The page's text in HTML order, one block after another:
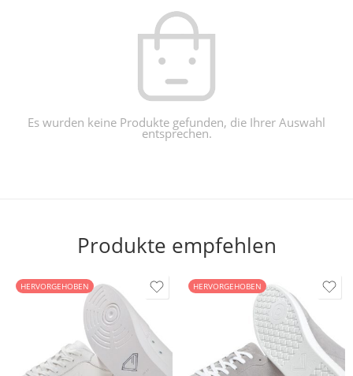
Es wurden keine Produkte gefunden, die Ihrer Auswahl
entsprechen.
Produkte empfehlen
HERVORGEHOBEN HERVORGEHOBEN